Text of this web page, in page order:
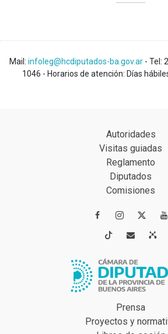
Mail: infoleg@hcdiputados-ba.gov.ar - Tel:
1046 - Horarios de atención: Días
Autoridades
Visitas guiadas
Reglamento
Diputados
Comisiones
 
 
Prensa
Proyectos y